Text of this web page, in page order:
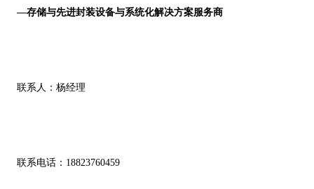
—存储与先进封装设备与系统化解决方案服务商
联系人：杨经理
联系电话： 18823760459